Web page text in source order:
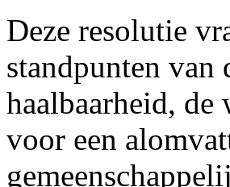
Deze resolutie
standpunten
haalbaarheid, de
voor een